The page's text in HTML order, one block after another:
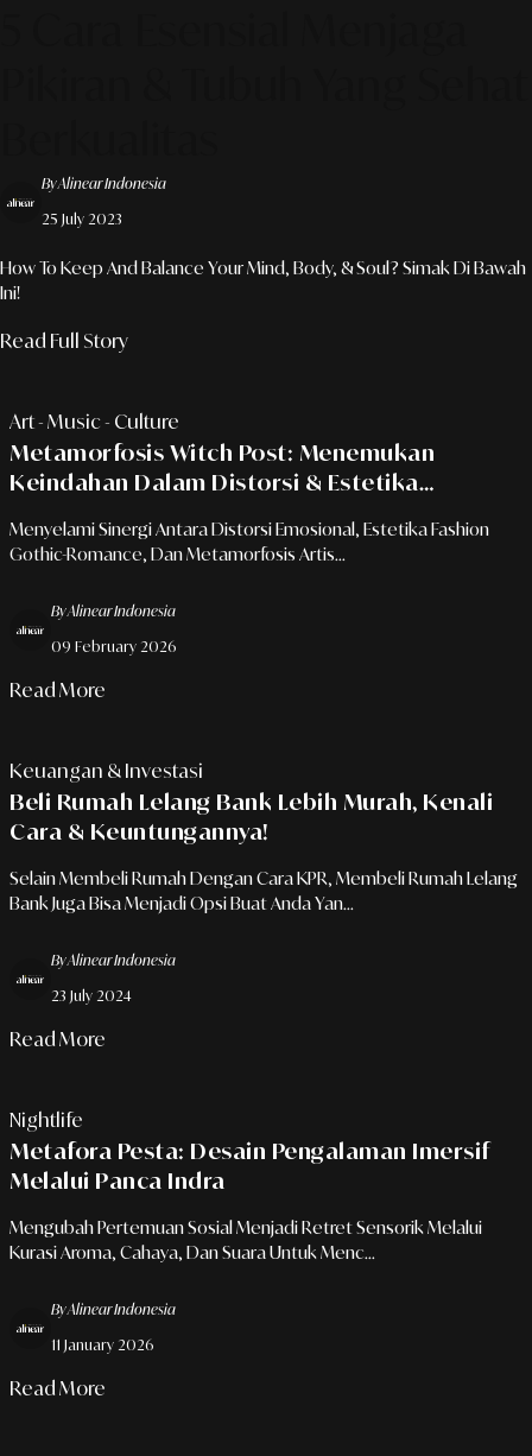
By Alinear Indonesia
25 July 2023
How To Keep And Balance Your Mind, Body, & Soul? Simak Di Bawah
Ini!
Read Full Story
Art - Music - Culture
Metamorfosis Witch Post: Menemukan
Keindahan Dalam Distorsi & Estetika
Menyelami Sinergi Antara Distorsi Emosional, Estetika Fashion
Gothic-Romance, Dan Metamorfosis Artis...
By Alinear Indonesia
09 February 2026
Read More
Keuangan & Investasi
Beli Rumah Lelang Bank Lebih Murah, Kenali
Cara & Keuntungannya!
Selain Membeli Rumah Dengan Cara KPR, Membeli Rumah Lelang
Bank Juga Bisa Menjadi Opsi Buat Anda Yan...
By Alinear Indonesia
23 July 2024
Read More
Nightlife
Metafora Pesta: Desain Pengalaman Imersif
Melalui Panca Indra
Mengubah Pertemuan Sosial Menjadi Retret Sensorik Melalui
Kurasi Aroma, Cahaya, Dan Suara Untuk Menc...
By Alinear Indonesia
11 January 2026
Read More